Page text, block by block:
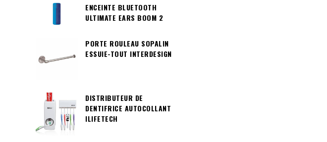
ENCEINTE BLUETOOTH
ULTIMATE EARS BOOM 2
PORTE ROULEAU SOPALIN
ESSUIE-TOUT INTERDESIGN
DISTRIBUTEUR DE
DENTIFRICE AUTOCOLLANT
ILIFETECH